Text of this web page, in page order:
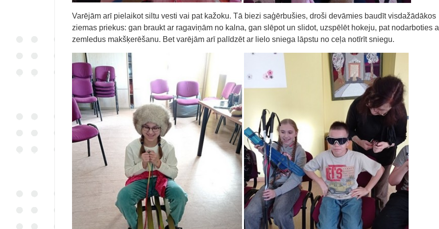
Varējām arī pielaikot siltu vesti vai pat kažoku. Tā biezi saģērbušies, droši devāmies baudīt visdažādākos
ziemas priekus: gan braukt ar ragaviņām no kalna, gan slēpot un slidot, uzspēlēt hokeju, pat nodarboties
zemledus makšķerēšanu. Bet varējām arī palīdzēt ar lielo sniega lāpstu no ceļa notīrīt sniegu.